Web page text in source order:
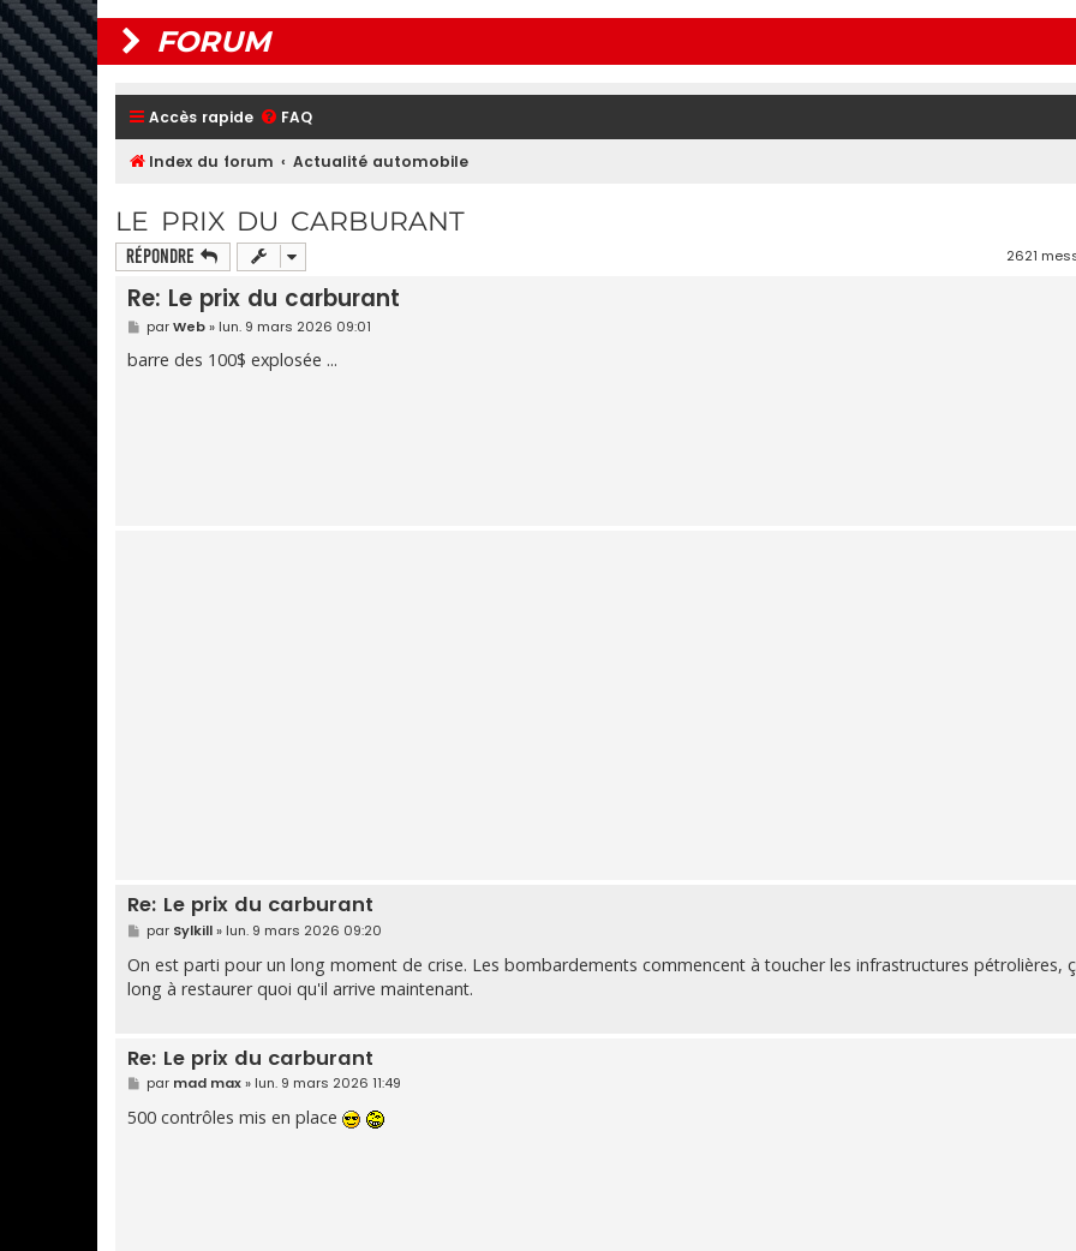
FORUM
Accès rapide FAQ
Index du forum Actualité automobile
LE PRIX DU CARBURANT
Répondre 2621
Re: Le prix du carburant
M
e
s
s
parWeb» lun. 9 mars 2026 09:01
barre des 100$ explosée ...
Re: Le prix du carburant
M
e
s
s
a
par Sylkill» lun. 9 mars 2026 09:20
On est parti pour un long moment de crise. Les bombardements commencent à toucher les infrastructures pétrolières,
long à restaurer quoi qu'il arrive maintenant.
Re: Le prix du carburant
M
e
s
s
par mad max» lun. 9 mars 2026 11:49
500 contrôles mis en place